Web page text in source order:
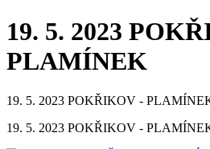
19. 5. 2023
PLAMÍNEK
19. 5. 2023 POKŘIKOV -
19. 5. 2023 POKŘIKOV -